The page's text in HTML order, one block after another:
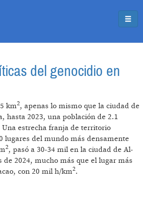
del genocidio en
km2, apenas lo mismo que la ciudad de
hasta 2023, una población de 2.1
estrecha franja de territorio
lugares del mundo más densamente
2, pasó a 30-34 mil en la ciudad de Al-
de 2024, mucho más que el lugar más
con 20 mil h/km2.